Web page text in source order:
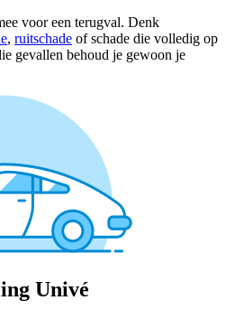
voor een terugval. Denk
, ruitschade of schade die volledig op
gevallen behoud je gewoon je
Univé